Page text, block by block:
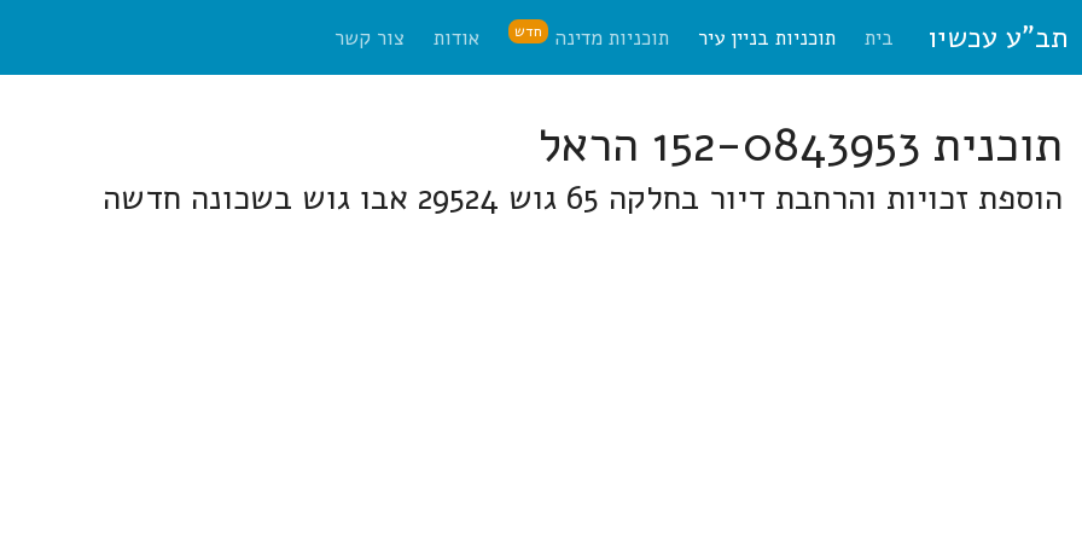
תב"ע עכשיו בית תוכניות בניין עיר תוכניות מדינה חדש אודות צור קשר
תוכנית 152-0843953 הראל
הוספת זכויות והרחבת דיור בחלקה 65 גוש 29524 אבו גוש בשכונה חדשה